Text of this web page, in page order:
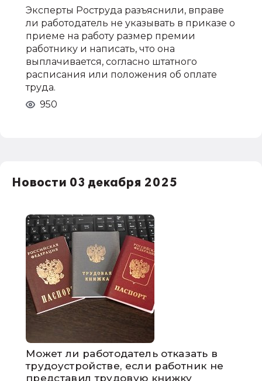
Эксперты Роструда разъяснили, вправе
ли работодатель не указывать в приказе о
приеме на работу размер премии
работнику и написать, что она
выплачивается, согласно штатного
расписания или положения об оплате
труда.
950
Новости 03 декабря 2025
Может ли работодатель отказать в
трудоустройстве, если работник не
представил трудовую книжку